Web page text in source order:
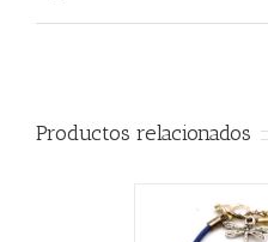
Productos relacionados